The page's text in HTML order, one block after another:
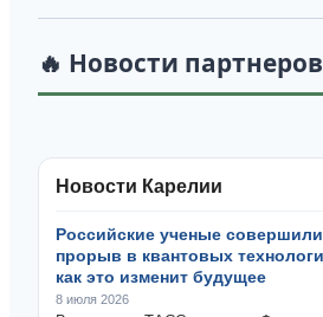
🔥 Новости партнеров